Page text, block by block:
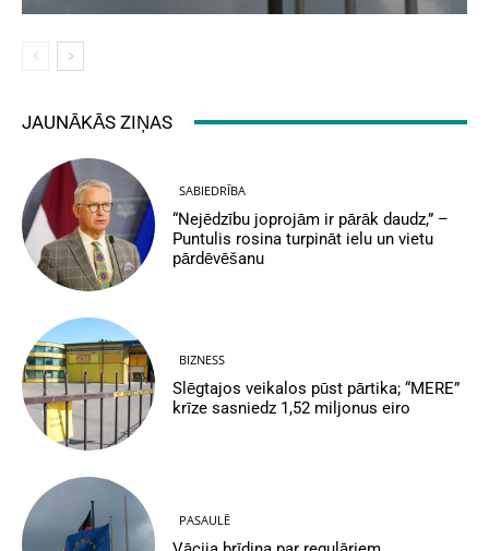
JAUNĀKĀS ZIŅAS
SABIEDRĪBA
“Nejēdzību joprojām ir pārāk daudz,” –
Puntulis rosina turpināt ielu un vietu
pārdēvēšanu
BIZNESS
Slēgtajos veikalos pūst pārtika; “MERE”
krīze sasniedz 1,52 miljonus eiro
PASAULĒ